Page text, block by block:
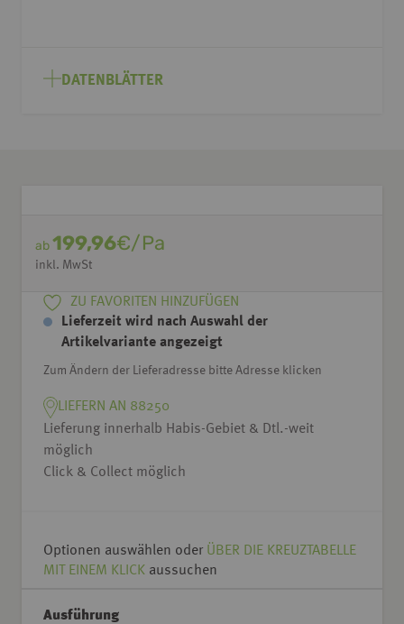
DATENBLÄTTER
ab199,96€/Pa
inkl. MwSt
ZU FAVORITEN HINZUFÜGEN
Lieferzeit wird nach Auswahl der
Artikelvariante angezeigt
Zum Ändern der Lieferadresse bitte Adresse klicken
LIEFERN AN 88250
Lieferung innerhalb Habis-Gebiet & Dtl.-weit
möglich
Click & Collect möglich
Optionen auswählen oder ÜBER DIE KREUZTABELLE
MIT EINEM KLICK aussuchen
Ausführung